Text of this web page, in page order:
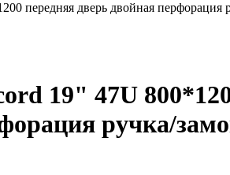
передняя дверь двойная перфорация
19" 47U
ручка/